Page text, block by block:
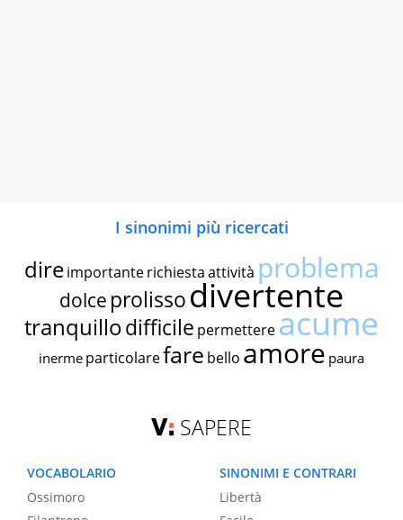
I sinonimi più ricercati
dire importante richiestaattività problema
dolce prolissodivertente
tranquillodifficile permettereacume
inerme particolarefare bello amore paura
SAPERE
VOCABOLARIO
Ossimoro
SINONIMI E CONTRARI
Libertà